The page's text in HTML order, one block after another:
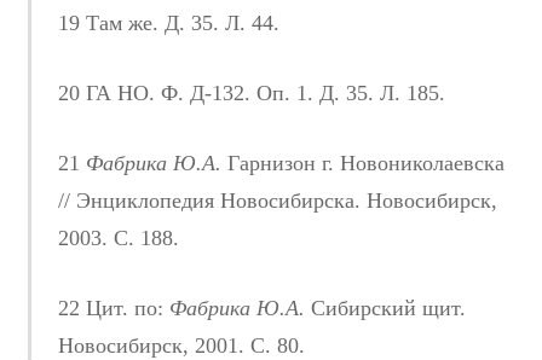
19 Там же. Д. 35. Л. 44.
20 ГА НО. Ф. Д-132. Оп. 1. Д. 35. Л. 185.
21 Фабрика Ю.А. Гарнизон г. Новониколаевска
// Энциклопедия Новосибирска. Новосибирск,
2003. С. 188.
22 Цит. по: Фабрика Ю.А. Сибирский щит.
Новосибирск, 2001. С. 80.